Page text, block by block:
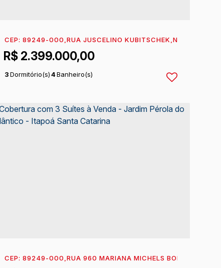
DO MAR ,ITAPOÁ,SANTA CATARINA,BRASIL
R$ 2.399.000,00
CEP: 89249-000 ,RUA JUSCELINO KUBITSCHEK ,N°:
3 Dormitório(s) 4Banheiro(s)
,ITAPOÁ,SANTA CATARINA,BRASIL
CEP: 89249-000 ,RUA 960 MARIANA MICHELS BORGES